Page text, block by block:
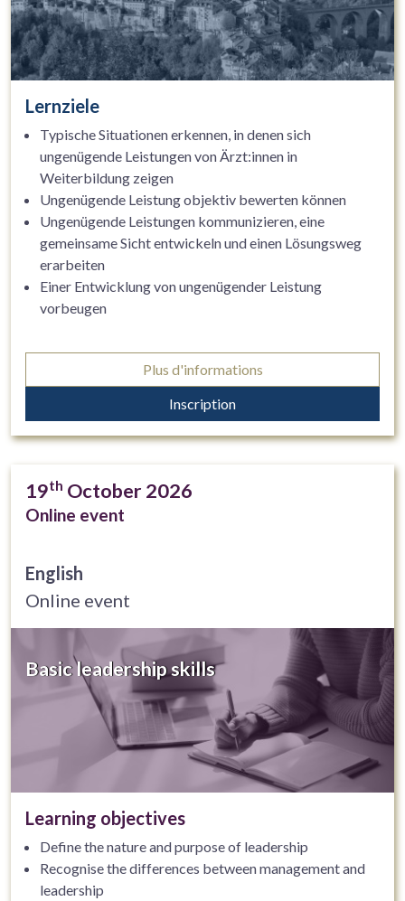
Lernziele
Typische Situationen erkennen, in denen sich
ungenügende Leistungen von Ärzt:innen in
Weiterbildung zeigen
Ungenügende Leistung objektiv bewerten können
Ungenügende Leistungen kommunizieren, eine
gemeinsame Sicht entwickeln und einen Lösungsweg
erarbeiten
Einer Entwicklung von ungenügender Leistung
vorbeugen
Plus d'informations
Inscription
19th October 2026
Online event
English
Online event
Basic leadership skills
Learning objectives
Define the nature and purpose of leadership
Recognise the differences between management and
leadership